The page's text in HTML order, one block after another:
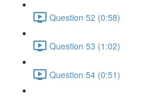
Question 52 (0:58)
Question 53 (1:02)
Question 54 (0:51)